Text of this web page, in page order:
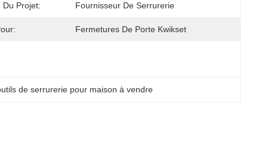
Du Projet: Fournisseur De Serrurerie
Fermetures De Porte Kwikset
de serrurerie pour maison à vendre